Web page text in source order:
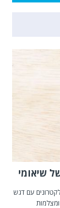
שיאומי
עם דגש